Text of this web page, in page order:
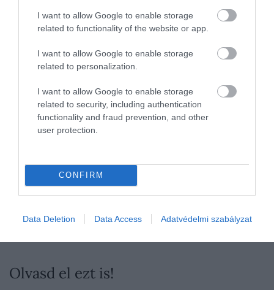
I want to allow Google to enable storage
related to functionality of the website or app.
I want to allow Google to enable storage
related to personalization.
I want to allow Google to enable storage
related to security, including authentication
functionality and fraud prevention, and other
user protection.
CONFIRM
Data Deletion Data Access Adatvédelmi szabályzat
rövid keverés csodákra képes, hiszen kisimítja az
ízeket és kiegyensúlyozottabbá teszi az italt.
6. Rossz vízszint az alsó tartályban
A biztonsági szelep nem dísz. Ha fölé töltünk,
komoly gondot okozhatunk, ha alá, akkor a víz
túlmelegszik, és a kávé túlextraktált, égett ízű lesz.
Az ideális szint pontosan a szelep alatt van.
Olvasd el ezt is!